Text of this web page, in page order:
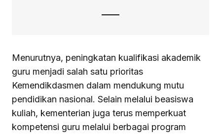
Menurutnya, peningkatan kualifikasi akademik
guru menjadi salah satu prioritas
Kemendikdasmen dalam mendukung mutu
pendidikan nasional. Selain melalui beasiswa
kuliah, kementerian juga terus memperkuat
kompetensi guru melalui berbagai program